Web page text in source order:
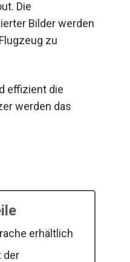
Die
Bilder werden
zu
effizient die
werden das
erhältlich
der